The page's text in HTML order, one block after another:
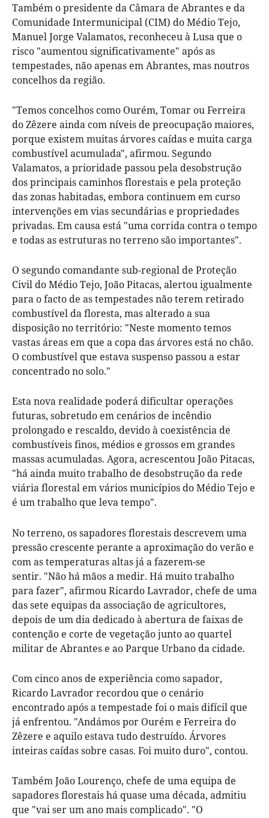
Também o presidente da Câmara de Abrantes e da
Comunidade Intermunicipal (CIM) do Médio Tejo,
Manuel Jorge Valamatos, reconheceu à Lusa que o
risco "aumentou significativamente" após as
tempestades, não apenas em Abrantes, mas noutros
concelhos da região.
"Temos concelhos como Ourém, Tomar ou Ferreira
do Zêzere ainda com níveis de preocupação maiores,
porque existem muitas árvores caídas e muita carga
combustível acumulada", afirmou. Segundo
Valamatos, a prioridade passou pela desobstrução
dos principais caminhos florestais e pela proteção
das zonas habitadas, embora continuem em curso
intervenções em vias secundárias e propriedades
privadas. Em causa está "uma corrida contra o tempo
e todas as estruturas no terreno são importantes".
O segundo comandante sub-regional de Proteção
Civil do Médio Tejo, João Pitacas, alertou igualmente
para o facto de as tempestades não terem retirado
combustível da floresta, mas alterado a sua
disposição no território: "Neste momento temos
vastas áreas em que a copa das árvores está no chão.
O combustível que estava suspenso passou a estar
concentrado no solo."
Esta nova realidade poderá dificultar operações
futuras, sobretudo em cenários de incêndio
prolongado e rescaldo, devido à coexistência de
combustíveis finos, médios e grossos em grandes
massas acumuladas. Agora, acrescentou João Pitacas,
"há ainda muito trabalho de desobstrução da rede
viária florestal em vários municípios do Médio Tejo e
é um trabalho que leva tempo".
No terreno, os sapadores florestais descrevem uma
pressão crescente perante a aproximação do verão e
com as temperaturas altas já a fazerem-se
sentir. "Não há mãos a medir. Há muito trabalho
para fazer", afirmou Ricardo Lavrador, chefe de uma
das sete equipas da associação de agricultores,
depois de um dia dedicado à abertura de faixas de
contenção e corte de vegetação junto ao quartel
militar de Abrantes e ao Parque Urbano da cidade.
Com cinco anos de experiência como sapador,
Ricardo Lavrador recordou que o cenário
encontrado após a tempestade foi o mais difícil que
já enfrentou. "Andámos por Ourém e Ferreira do
Zêzere e aquilo estava tudo destruído. Árvores
inteiras caídas sobre casas. Foi muito duro", contou.
Também João Lourenço, chefe de uma equipa de
sapadores florestais há quase uma década, admitiu
que "vai ser um ano mais complicado". "O